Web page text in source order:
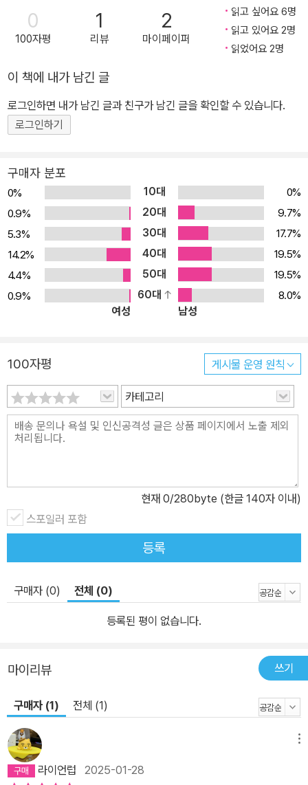
치적인 것: 타자 윤리의 정치철학적 함의』는 이러한 기존의 논의에 발
딛고, 그로부터 한 발 더 나아가 다음과 같이 질문한다. “레비나스에
게 정치란 있는가?”, “레비나스의 정치란 무엇인가?”라고. 이 책은
린비출판사 레비나스 선집 중 『신, 죽음 그리고 시간』과 『전체성과 무
한』의 번역자로 참여한 김도형은 이 책을 통해 레비나스에게 있어 ‘정
치적인 것’의 자리를 모색한다. 그것은 레비나스의 정치 사유가 인간
성의 회복과 공동체의 재건을 도모하려는 우리의 노력에, 낡은 의미
작하려는 우리의 기획에 하나의 단초를 제공할 수 있다고 믿기 때문
이다. 레비나스의 사유 속에는 한편으론 국가, 법, 제도, 중립성 등으
로 드러나는 정치와 그 정치적 실천이, 다른 한편으론 책임, 환대, 대
신함으로 대변되는 혁명적 정치의 근원이 동시에 놓여 있다. 레비나
스 정치가 가진 새로운 가능성을 발견할 수 있는 것도 바로 이 지점이
다. 국가의 폭정이나 익명적 보편성에 맞서는 가운데, 타자의 유일성,
윤리의 우선성, 평화에 대한 새로운 발상으로부터 정치의 공간과 개
념을 새롭게 경계 짓고 또 넘어설 수 있는 단초를, 또 그 필요성을 이
비나스 사유의 독해와 그 실천적 적용에 있어 하나의 새로운 문을 열
어젖힌다. 윤리의 지평에서 정치를 재사유하다 리처드 로티는 레비나
스의 철학이 민주주의적 현실 정치와 결코 화해할 수 없다고 단언한
바 있다. 무한과 외재성에 대한 그의 사유가 ‘비현실적’이라는 이유에
서다. 레비나스가 내세우는 타자에 대한 아나키적 책임, 그리고 윤리
에 기초한 정치가 결코 현실 속에 온전히 자리 잡을 수 없다는 점에서
철학의 중심에 윤리가 놓여 있고 윤리를 통해 정치의 정당화를 요구
한다고 해서 그가 정치 내지 국가의 존재를 무시하거나 부정한 것은
결코 아니다. 레비나스가 문제 삼는 것은 자아의 중심성을 대체하고
나의 정체성을 의문시하는 윤리적 명령이 없다면, 정치는 일정 정도
확장되는 자기 이해의 계산으로 남을 수밖에 없다는 사실이기 때문이
다. 레비나스 정치철학의 독특성은 윤리의 지평에서 정치를 재(再)사
유한다는 데에, 구체적으로는 타자에 대한 책임 속에서 종래의 정치
적인 것을 재발견하려 한다는 데 있다. 레비나스에게 정치의 출발점
히 윤리 외부에서 구성될 수 없다는 것이다. 이런 맥락에서 이 책은 레
비나스 정치 철학의 근간을 이루는 여러 요소들을 검토하는 것에서
시작하여, ‘정의’와 ‘인권’에 대한 그의 새로운 해석을 면밀히 고찰하
고 있다. 그리고 이를 토대로 레비나스적 정치, 소위 윤리적 정치가 무
엇일 수 있는지를 그려 본 후, 레비나스 철학이 가지고 있는 한계와 그
의의를 몇몇 관점에서 조망하고 있다. 형식상의 평등과 합법성을 넘
어서 레비나스의 정의론은 그의 타자론에 기초해 있다. 타자성을 중
0
100자평
1
리뷰
2
마이페이퍼
읽고 싶어요 6명
읽고 있어요 2명
읽었어요 2명
이 책에 내가 남긴 글
로그인하면 내가 남긴 글과 친구가 남긴 글을 확인할 수 있습니다.
로그인하기
구매자 분포
0% 10대
0%
0.9%
20대
9.7%
5.3%
30대
17.7%
14.2%
40대
19.5%
4.4%
50대
19.5%
0.9%
60대
8.0%
여성
남성
100자평 게시물 운영 원칙
카테고리
현재 0/280byte (한글 140자 이내)
스포일러 포함
등록
구매자 (0) 전체 (0)
등록된 평이 없습니다.
마이리뷰 쓰기
구매자 (1) 전체 (1)
라이언럽 2025-01-28